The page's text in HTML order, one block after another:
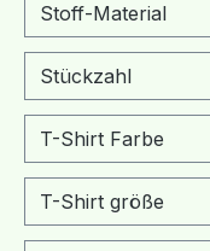
Stoff-Material
Stückzahl
T-Shirt Farbe
T-Shirt größe